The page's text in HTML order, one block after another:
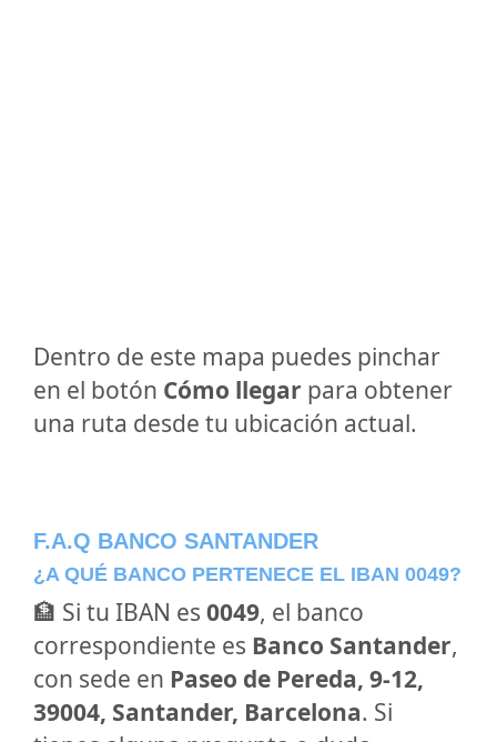
Dentro de este mapa puedes pinchar
en el botón Cómo llegar para obtener
una ruta desde tu ubicación actual.
F.A.Q BANCO SANTANDER
¿A QUÉ BANCO PERTENECE EL IBAN 0049?
🏦 Si tu IBAN es 0049, el banco
correspondiente es Banco Santander,
con sede en Paseo de Pereda, 9-12,
39004, Santander, Barcelona. Si